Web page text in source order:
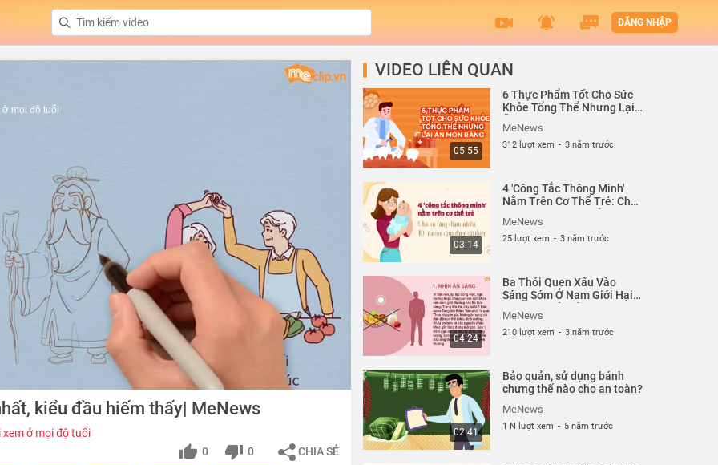
ĐĂNG NHẬP
mọi độ tuổi
kiểu đầu hiếm thấy| MeNews
ở mọi độ tuổi
0 0 CHIA SẺ
VIDEO LIÊN QUAN
05:55
6 Thực Phẩm Tốt Cho Sức
Khỏe Tổng Thể Nhưng Lại
MeNews
312 lượt xem - 3 năm trước
03:14
4 'Công Tắc Thông Minh'
Nằm Trên Cơ Thể Trẻ: Cha
Của Con Càng Được Cải
Thiện| MeNews
MeNews
25 lượt xem - 3 năm trước
04:24
Ba Thói Quen Xấu Vào
Sáng Sớm Ở Nam Giới Hại
MeNews
MeNews
210 lượt xem - 3 năm trước
02:41
Bảo quản, sử dụng bánh
chưng thế nào cho an toàn?
MeNews
1 N lượt xem - 5 năm trước